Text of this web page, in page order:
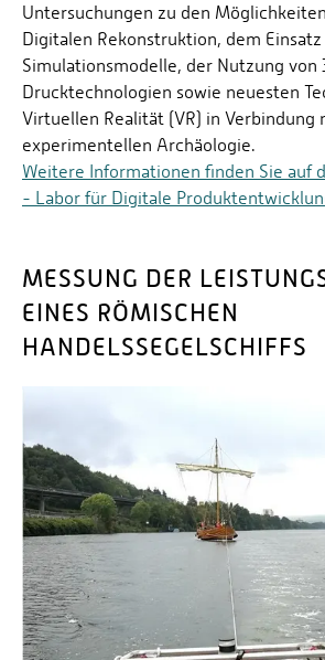
Untersuchungen zu den
Digitalen Rekonstruktion, dem
Simulationsmodelle, der Nutzung von
Drucktechnologien sowie neuesten
Virtuellen Realität (VR) in Verbindung
experimentellen Archäologie.
Weitere Informationen finden Sie auf
- Labor für Digitale
MESSUNG DER
EINES RÖMISCHEN
HANDELSSEGELSCHIFFS